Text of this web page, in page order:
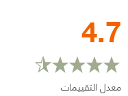
4.7
معدل التقييمات